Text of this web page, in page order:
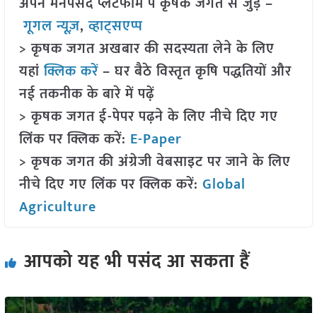
गूगल न्यूज़,व्हाट्सएप्प
> कृषक जगत अखबार की सदस्यता लेने के लिए
यहांक्लिक करें– घर बैठे विस्तृत कृषि पद्धतियों और
नई तकनीक के बारे में पढ़ें
> कृषक जगत ई-पेपर पढ़ने के लिए नीचे दिए गए
लिंक पर क्लिक करें: E-Paper
> कृषक जगत की अंग्रेजी वेबसाइट पर जाने के लिए
नीचे दिए गए लिंक पर क्लिक करें: Global
Agriculture
आपको यह भी पसंद आ सकता हैं